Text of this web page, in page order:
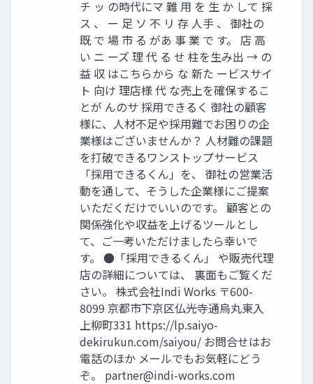
チ ッ の時代にマ 難 用 を 生 か して 採
ス 、 ー 足 ソ 不 リ 存 人手 、 御社の
既 で 場 市 る があ 事 業 で す。 店 高
い ニ ーズ 理 代 る せ 柱を生み出 → の
益 収 はこちらから な 新た ービスサイ
ト 向け 理店様 代 な売上を確保するこ
とが んのサ 採用できるく 御社の顧客
様に、人材不足や採用難でお困りの企
業様はございませんか？ 人材難の課題
を打破できるワンストップサービス
「採用できるくん」を、 御社の営業活
動を通して、そうした企業様にご提案
いただくだけでいいのです。 顧客との
関係強化や収益を上げるツールとし
て、ご一考いただけましたら幸いで
す。 ●「採用できるくん」 や販売代理
店の詳細については、 裏面もご覧くだ
さい。 株式会社Indi Works 〒600-
8099 京都市下京区仏光寺通烏丸東入
上柳町331 https://lp.saiyo-
dekirukun.com/saiyou/ お問合せはお
電話のほか メールでもお気軽にどう
ぞ。 partner@indi-works.com